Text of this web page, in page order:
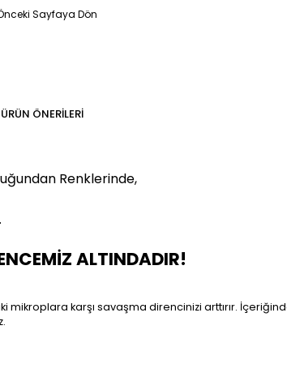
Sayfaya Dön
ÜRÜN ÖNERILERI
Renklerinde,
.
ALTINDADIR!
karşı savaşma direncinizi arttırır.